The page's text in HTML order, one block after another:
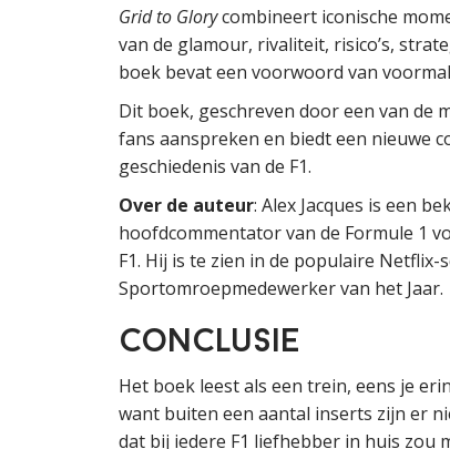
Grid to Glorycombineert iconische
van de glamour, rivaliteit, risico’s,
boek bevat een voorwoord van
Dit boek, geschreven door een van de
fans aanspreken en biedt een nieuwe
geschiedenis van de F1.
Over de auteur: Alex Jacques is een
hoofdcommentator van de Formule 1
F1. Hij is te zien in de populaire Netflix-
Sportomroepmedewerker van het Jaar.
Conclusie
Het boek leest als een trein, eens je
want buiten een aantal inserts zijn er
dat bij iedere F1 liefhebber in huis zou